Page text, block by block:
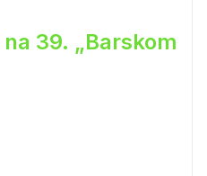
39. „Barskom